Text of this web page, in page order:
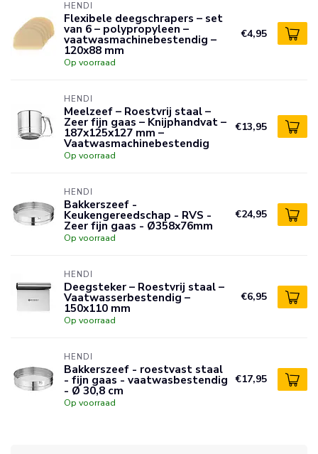
HENDI
Flexibele deegschrapers – set
van 6 – polypropyleen –
vaatwasmachinebestendig –
120x88 mm
Op voorraad
€4,95
HENDI
Meelzeef – Roestvrij staal –
Zeer fijn gaas – Knijphandvat –
187x125x127 mm –
Vaatwasmachinebestendig
Op voorraad
€13,95
HENDI
Bakkerszeef -
Keukengereedschap - RVS -
Zeer fijn gaas - Ø358x76mm
Op voorraad
€24,95
HENDI
Deegsteker – Roestvrij staal –
Vaatwasserbestendig –
150x110 mm
Op voorraad
€6,95
HENDI
Bakkerszeef - roestvast staal
- fijn gaas - vaatwasbestendig
- Ø 30,8 cm
Op voorraad
€17,95